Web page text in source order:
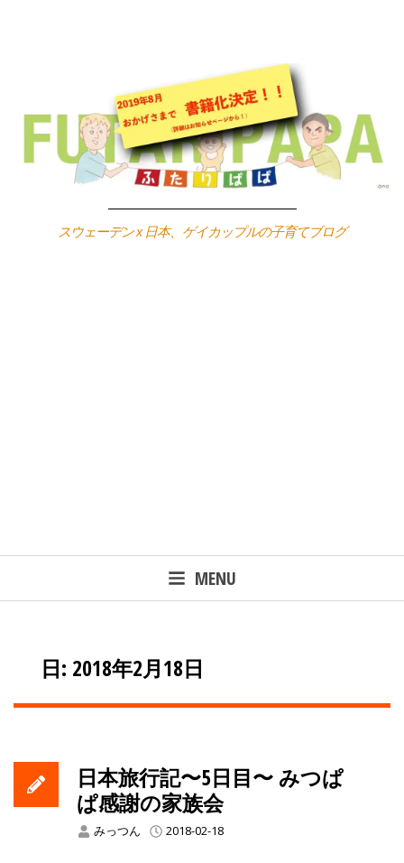
スウェーデン x 日本、ゲイカップルの子育てブログ
MENU
日: 2018年2月18日
日本旅行記〜5日目〜 みつぱ
ぱ感謝の家族会
みっつん 2018-02-18